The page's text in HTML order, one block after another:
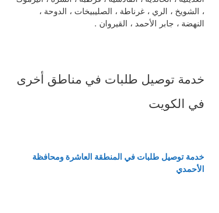
، الشويخ ، الري ، غرناطة ، الصليبيخات ، الدوحة ،
النهضة ، جابر الأحمد ، القيروان .
خدمة توصيل طلبات في مناطق أخرى
في الكويت
خدمة توصيل طلبات في المنطقة العاشرة ومحافظة
الأحمدي